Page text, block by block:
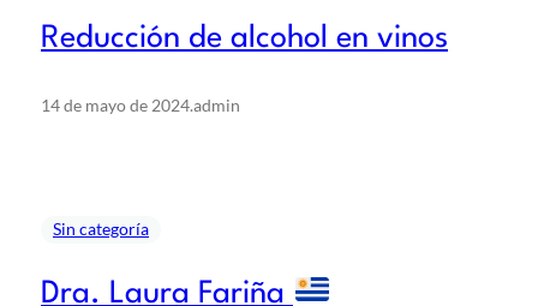
Reducción de alcohol en vinos
14 de mayo de 2024.admin
Sin categoría
Dra. Laura Fariña